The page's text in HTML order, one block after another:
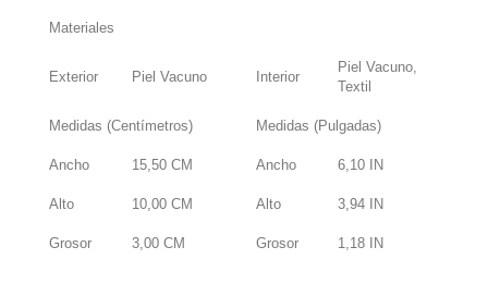
Materiales
Exterior Piel Vacuno Interior
Piel Vacuno,
Textil
Medidas (Centímetros) Medidas (Pulgadas)
Ancho 15,50 CM Ancho 6,10 IN
Alto 10,00 CM Alto 3,94 IN
Grosor 3,00 CM Grosor 1,18 IN